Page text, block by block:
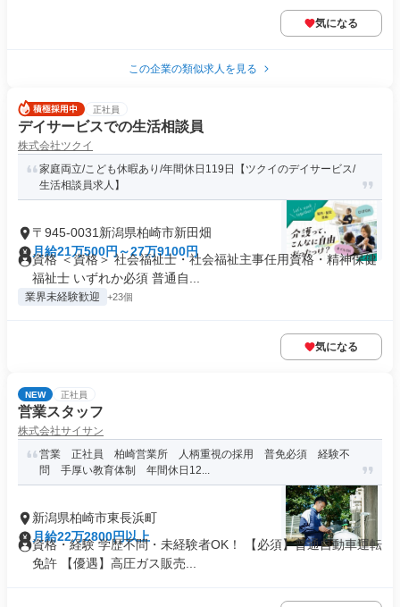
気になる
この企業の類似求人を見る
正社員
デイサービスでの生活相談員
株式会社ツクイ
家庭両立/こども休暇あり/年間休日119日【ツクイのデイサービス/
生活相談員求人】
〒945-0031新潟県柏崎市新田畑
月給21万500円～27万9100円
資格 ＜資格＞ 社会福祉士・社会福祉主事任用資格・精神保健
福祉士 いずれか必須 普通自...
業界未経験歓迎 +23個
気になる
NEW 正社員
営業スタッフ
株式会社サイサン
営業 正社員 柏崎営業所 人柄重視の採用 普免必須 経験不
問 手厚い教育体制 年間休日12...
新潟県柏崎市東長浜町
月給22万2800円以上
資格・経験 学歴不問・未経験者OK！ 【必須】普通自動車運転
免許 【優遇】高圧ガス販売...